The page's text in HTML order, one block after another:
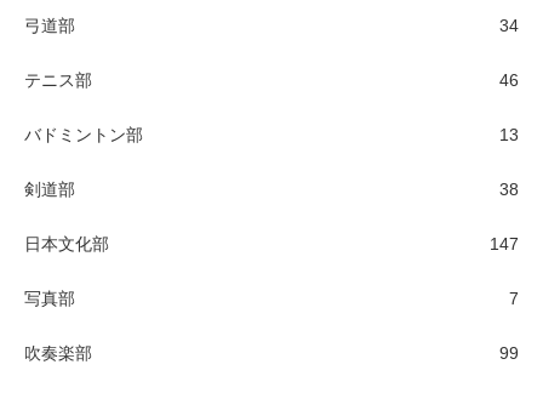
弓道部 34
テニス部 46
バドミントン部 13
剣道部 38
日本文化部 147
写真部 7
吹奏楽部 99